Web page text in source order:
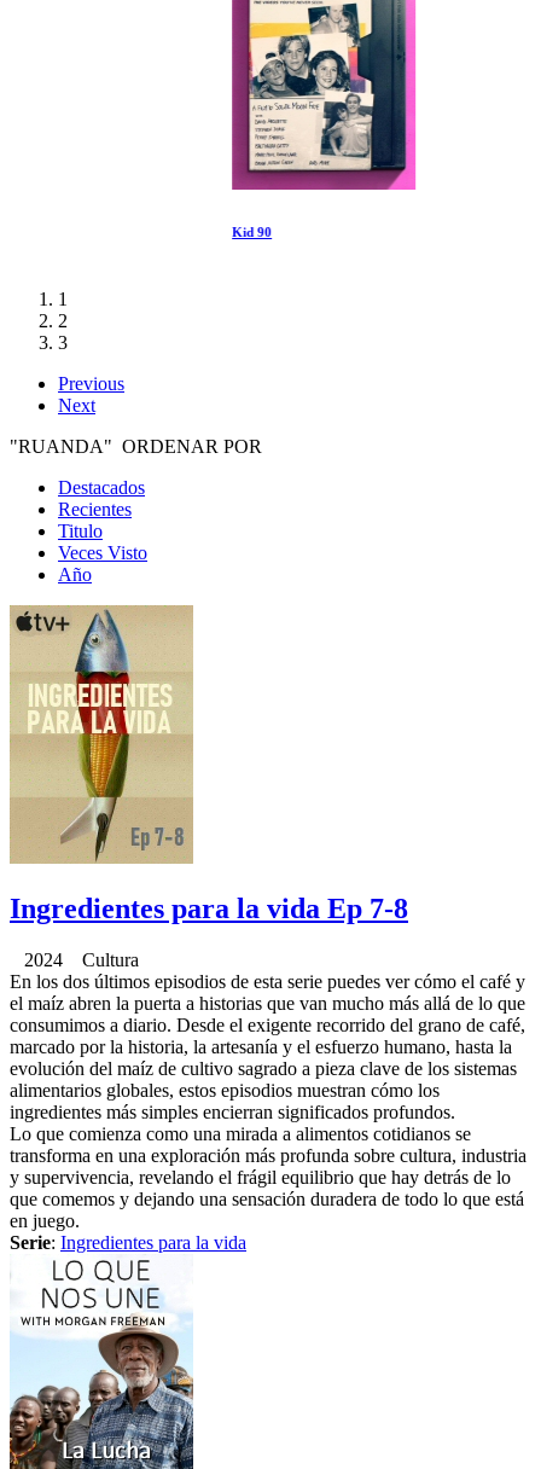
1
2
3
Previous
Next
"RUANDA" ORDENAR POR
Destacados
Recientes
Titulo
Veces Visto
Año
Ingredientes para la vida Ep 7-8
2024 Cultura
En los dos últimos episodios de esta serie puedes ver cómo el café y
el maíz abren la puerta a historias que van mucho más allá de lo que
consumimos a diario. Desde el exigente recorrido del grano de café,
marcado por la historia, la artesanía y el esfuerzo humano, hasta la
evolución del maíz de cultivo sagrado a pieza clave de los sistemas
alimentarios globales, estos episodios muestran cómo los
ingredientes más simples encierran significados profundos.
Lo que comienza como una mirada a alimentos cotidianos se
transforma en una exploración más profunda sobre cultura, industria
y supervivencia, revelando el frágil equilibrio que hay detrás de lo
que comemos y dejando una sensación duradera de todo lo que está
en juego.
Serie: Ingredientes para la vida